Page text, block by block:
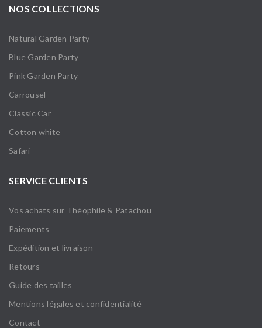
NOS COLLECTIONS
Natural Garden Party
Blue Garden Party
Pink Garden Party
Carrousel
Classic Car
Cotton white
Safari
SERVICE CLIENTS
Vos achats sur Théophile & Patachou
Paiements
Expédition et livraison
Retours
Guide des tailles
Mentions légales et confidentialité
Contact